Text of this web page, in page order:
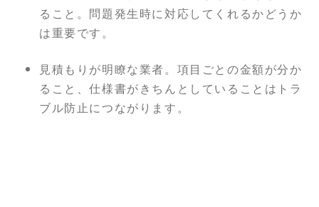
ること。問題発生時に対応してくれるかどうか
は重要です。
見積もりが明瞭な業者。項目ごとの金額が分か
ること、仕様書がきちんとしていることはトラ
ブル防止につながります。